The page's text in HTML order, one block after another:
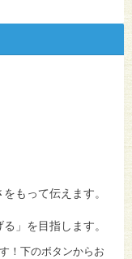
もって伝えます。
」を目指します。
！下のボタンからお